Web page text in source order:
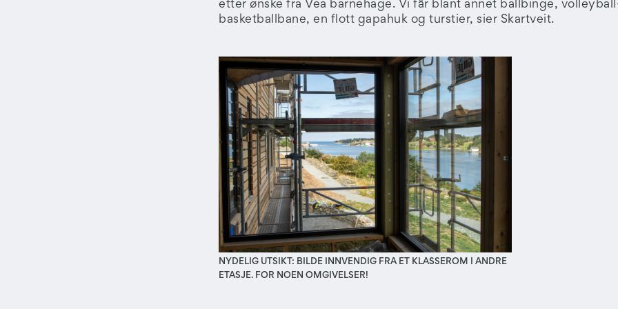
etter ønske fra Vea barnehage. Vi får blant annet ballbinge,
basketballbane, en flott gapahuk og turstier, sier Skartveit.
NYDELIG UTSIKT: BILDE INNVENDIG FRA ET KLASSEROM I ANDRE
ETASJE. FOR NOEN OMGIVELSER!